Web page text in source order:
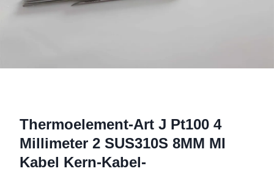
Thermoelement-Art J Pt100 4
Millimeter 2 SUS310S 8MM MI
Kabel Kern-Kabel-